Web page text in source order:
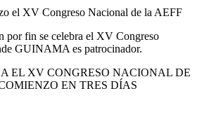
por fin se celebra el XV Congreso
GUINAMA es patrocinador.
EL XV CONGRESO NACIONAL DE
EN TRES DÍAS